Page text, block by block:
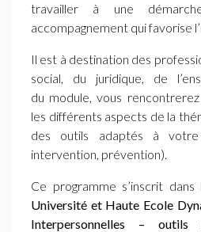
travailler à une
accompagnement qui favorise
Il est à destination des
social, du juridique, de
du module, vous
les différents aspects de la
des outils adaptés à
intervention, prévention).
Ce programme s’inscrit
Université et Haute Ecole
Interpersonnelles –